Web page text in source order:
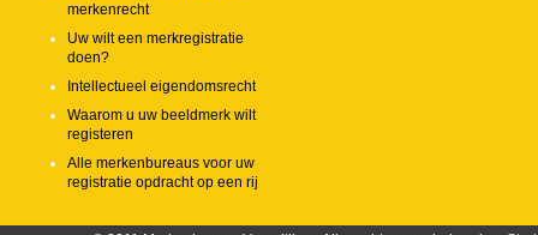
merkenrecht
Uw wilt een merkregistratie
doen?
Intellectueel eigendomsrecht
Waarom u uw beeldmerk wilt
registeren
Alle merkenbureaus voor uw
registratie opdracht op een rij